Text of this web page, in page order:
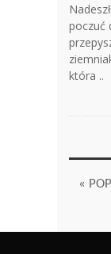
poczuć
która ..
«